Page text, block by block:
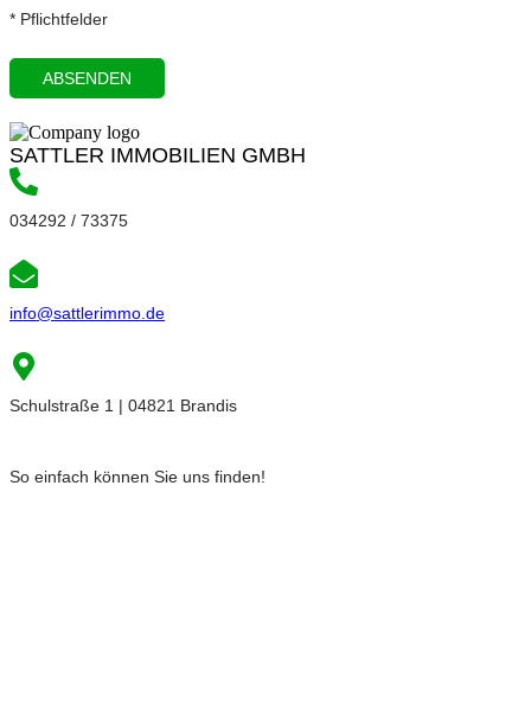
* Pflichtfelder
SATTLER IMMOBILIEN GMBH
034292 / 73375
info@sattlerimmo.de
Schulstraße 1 | 04821 Brandis
So einfach können Sie uns finden!